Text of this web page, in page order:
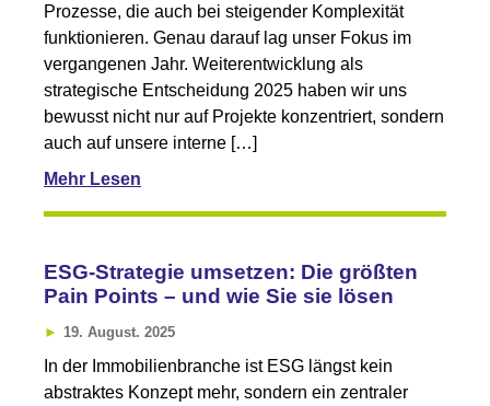
Prozesse, die auch bei steigender Komplexität
funktionieren. Genau darauf lag unser Fokus im
vergangenen Jahr. Weiterentwicklung als
strategische Entscheidung 2025 haben wir uns
bewusst nicht nur auf Projekte konzentriert, sondern
auch auf unsere interne […]
Mehr Lesen
ESG-Strategie umsetzen: Die größten
Pain Points – und wie Sie sie lösen
19. August. 2025
In der Immobilienbranche ist ESG längst kein
abstraktes Konzept mehr, sondern ein zentraler